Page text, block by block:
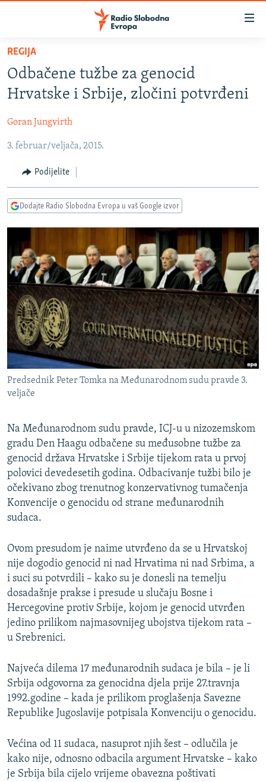
Pređite
glavni
sadržaj
na
navigaciju
Pređite
pretragu
VIJESTI
BOSNA I HERCEGOVINA
KOSOVO
CRNA GORA
VIZUELNO
FOTOGALERIJE
PODCASTI
RAT U UKRAJINI
RSE PRIČE IZ SVIJETA
ISPRIČAJ MI
DNEVNO@RSE
SPECIJALI RSE
VIŠE OD NASLOVA
GENOCID U SREBRENICI
POPLAVE I KLIZIŠTA U BIH 2024.
POST SCRIPTUM
MOJA EVROPA
TRI DECENIJE OD RATA U BIH
SVE KARTE DEJTONA
NASTANAK I RASPAD JUGOSLAVIJE
PRATITE NAS
REGIJA
Odbačene tužbe za genocid
Hrvatske i Srbije, zločini potvrđeni
Goran Jungvirth
3. februar/veljača, 2015.
Podijelite
Dodajte Radio Slobodna Evropa u vaš Google izvor
Predsednik Peter Tomka na Međunarodnom sudu pravde 3.
veljače
Na Međunarodnom sudu pravde, ICJ-u u nizozemskom
gradu Den Haagu odbačene su međusobne tužbe za
genocid država Hrvatske i Srbije tijekom rata u prvoj
polovici devedesetih godina. Odbacivanje tužbi bilo je
očekivano zbog trenutnog konzervativnog tumačenja
Konvencije o genocidu od strane međunarodnih
sudaca.
Ovom presudom je naime utvrđeno da se u Hrvatskoj
nije dogodio genocid ni nad Hrvatima ni nad Srbima, a
i suci su potvrdili – kako su je donesli na temelju
dosadašnje prakse i presude u slučaju Bosne i
Hercegovine protiv Srbije, kojom je genocid utvrđen
jedino prilikom najmasovnijeg ubojstva tijekom rata –
u Srebrenici.
Najveća dilema 17 međunarodnih sudaca je bila – je li
Srbija odgovorna za genocidna djela prije 27.travnja
1992.godine – kada je prilikom proglašenja Savezne
Republike Jugoslavije potpisala Konvenciju o genocidu.
Većina od 11 sudaca, nasuprot njih šest – odlučila je
kako nije, odnosno odbacila argument Hrvatske – kako
je Srbija bila cijelo vrijeme obavezna poštivati